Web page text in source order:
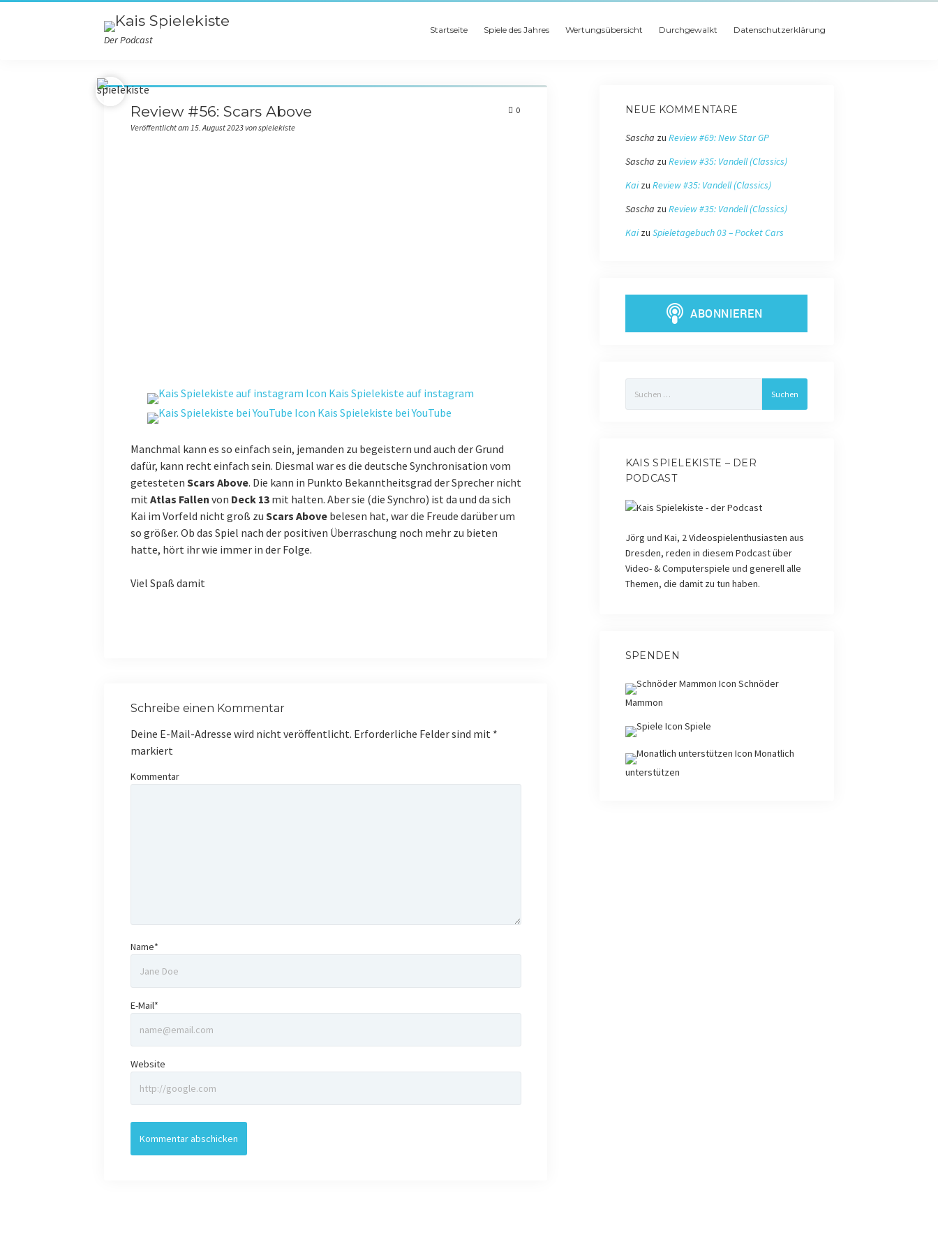
Der Podcast
Startseite Spiele des Jahres Wertungsübersicht Durchgewalkt Datenschutzerklärung
Review #56: Scars Above
Veröffentlicht am 15. August 2023 von spielekiste
0
Kais Spielekiste auf instagram
Kais Spielekiste bei YouTube
Manchmal kann es so einfach sein, jemanden zu begeistern und auch der Grund
dafür, kann recht einfach sein. Diesmal war es die deutsche Synchronisation vom
getesteten Scars Above. Die kann in Punkto Bekanntheitsgrad der Sprecher nicht
mitAtlas Fallen von Deck 13mit halten. Aber sie (die Synchro) ist da und da sich
Kai im Vorfeld nicht groß zu Scars Abovebelesen hat, war die Freude darüber um
so größer. Ob das Spiel nach der positiven Überraschung noch mehr zu bieten
hatte, hört ihr wie immer in der Folge.
Viel Spaß damit
Schreibe einen Kommentar
Deine E-Mail-Adresse wird nicht veröffentlicht. Erforderliche Felder sind mit *
markiert
Kommentar
Name*
E-Mail*
Website
NEUE KOMMENTARE
Sascha zu Review #69: New Star GP
Sascha zu Review #35: Vandell (Classics)
Kaizu Review #35: Vandell (Classics)
Sascha zu Review #35: Vandell (Classics)
Kaizu Spieletagebuch 03 – Pocket Cars
nach:
KAIS SPIELEKISTE – DER
PODCAST
Jörg und Kai, 2 Videospielenthusiasten aus
Dresden, reden in diesem Podcast über
Video- & Computerspiele und generell alle
Themen, die damit zu tun haben.
SPENDEN
Schnöder
Mammon
Spiele
Monatlich
unterstützen